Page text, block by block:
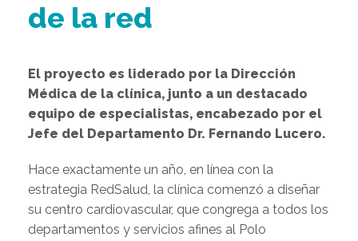
de la red
El proyecto es liderado por la Dirección
Médica de la clínica, junto a un destacado
equipo de especialistas, encabezado por el
Jefe del Departamento Dr. Fernando Lucero.
Hace exactamente un año, en línea con la
estrategia RedSalud, la clínica comenzó a diseñar
su centro cardiovascular, que congrega a todos los
departamentos y servicios afines al Polo